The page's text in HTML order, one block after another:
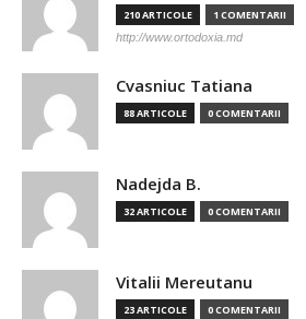
210 ARTICOLE 1 COMENTARII
http://www.ortodoxia.md
Cvasniuc Tatiana
88 ARTICOLE 0 COMENTARII
Nadejda B.
32 ARTICOLE 0 COMENTARII
Vitalii Mereutanu
23 ARTICOLE 0 COMENTARII